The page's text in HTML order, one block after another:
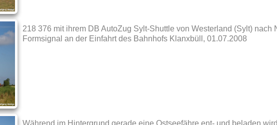
218 376 mit ihrem DB AutoZug Sylt-Shuttle von Westerland (Sylt) nach
Formsignal an der Einfahrt des Bahnhofs Klanxbüll, 01.07.2008
Während im Hintergrund gerade eine Ostseefähre ent- und beladen